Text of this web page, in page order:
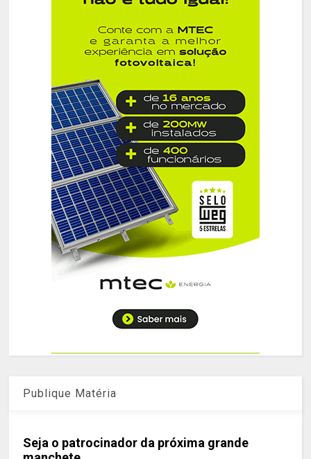
Publique Matéria
Seja o patrocinador da próxima grande